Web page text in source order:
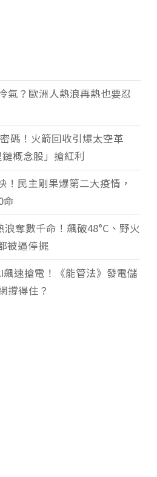
氣？歐洲人熱浪再熱也要忍
碼！火箭回收引爆太空革
概念股」搶紅利
！民主剛果爆第二大疫情，
命
浪奪數千命！飆破48°C、野火
被逼停擺
飆速搶電！《能管法》發電儲
撐得住？